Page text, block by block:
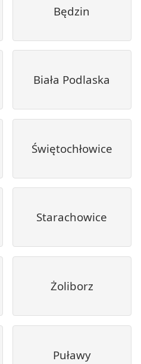
Będzin
Biała Podlaska
Świętochłowice
Starachowice
Żoliborz
Puławy